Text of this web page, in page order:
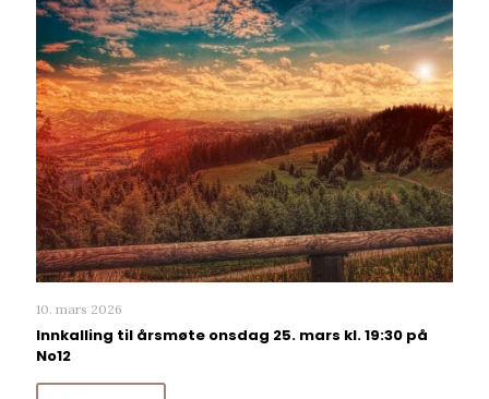
10. mars 2026
Innkalling til årsmøte onsdag 25. mars kl. 19:30 på
No12